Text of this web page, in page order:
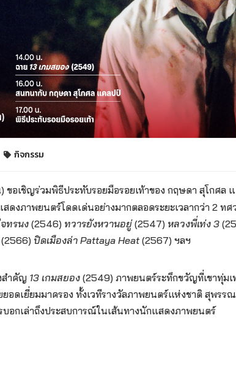
กิจกรรม
อเชิญร่วมพิธีประทับรอยมือรอยเท้าของ กฤษดา สุโกศล
ดงภาพยนตร์โดดเด่นอย่างมากตลอดระยะเวลากว่า 2 ทศ
ทรนง (2546) ทวารยังหวานอยู่(2547) หลวงพี่เท่ง 3
ปิดเมืองล่า Pattaya Heat (2567) ฯลฯ
สำคัญ 13 เกมสยอง (2549) ภาพยนตร์ระทึกขวัญที่เขาทุ่มเ
อดเยี่ยมมาครอง ทั้งเวทีรางวัลภาพยนตร์แห่งชาติ สุพร
บอกเล่าถึงประสบการณ์ในเส้นทางนักแสดงภาพยนตร์